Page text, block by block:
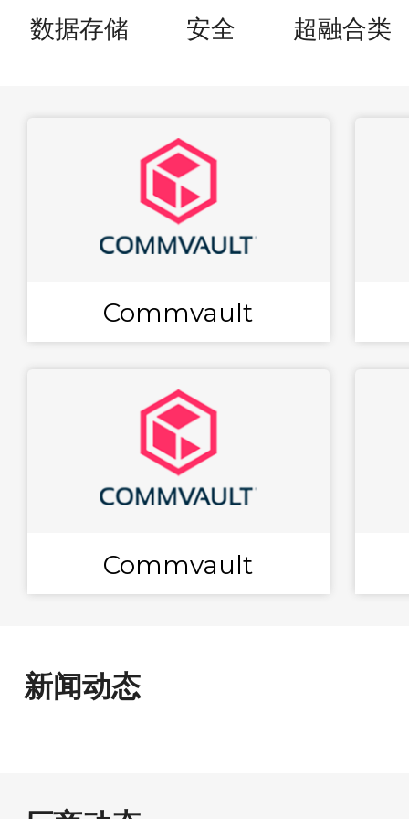
数据存储 安全 超融合类
Commvault
Commvault
新闻动态